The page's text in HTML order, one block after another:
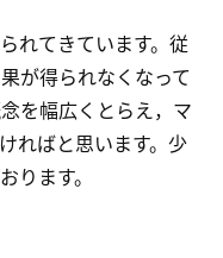
れてきています。従
が得られなくなって
を幅広くとらえ，マ
ればと思います。少
ります。